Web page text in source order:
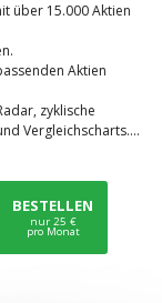
über 15.000 Aktien
Aktien
zyklische
Vergleichscharts....
BESTELLEN
nur 25 €
pro Monat